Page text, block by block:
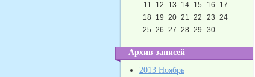
11
12 13 14 15 16
17
18 19 20 21 22 23 24
25 26 27 28 29 30
Архив записей
2013 Ноябрь